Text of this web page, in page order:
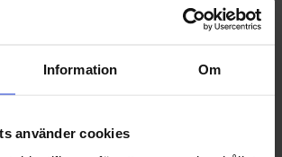
Information Om
använder cookies
produkter